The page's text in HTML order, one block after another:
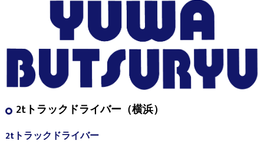
2tトラックドライバー（横浜）
2tトラックドライバー